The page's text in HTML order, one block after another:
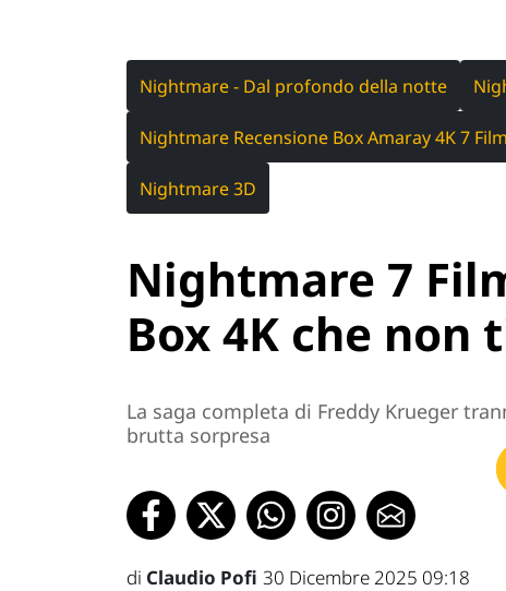
Nightmare - Dal profondo della notte
Nightmare Recensione Box Amaray 4K 7 Film
Nightmare 3D
Nightmare 7
Box 4K che non
La saga completa di Freddy Krueger
brutta sorpresa
di Claudio Pofi 30 Dicembre 2025 09:18